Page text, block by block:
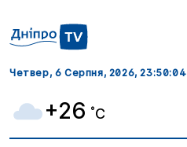
Четвер, 6 Серпня, 2026, 23:50:04
+26 ˚C